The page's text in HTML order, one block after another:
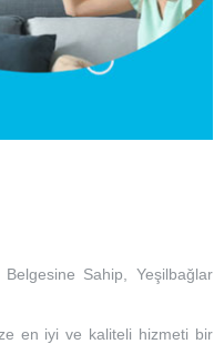
Sahip, Yeşilbağlar
en iyi ve kaliteli hizmeti bir